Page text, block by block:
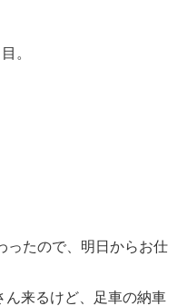
。
ったので、明日からお仕
ん来るけど、足車の納車